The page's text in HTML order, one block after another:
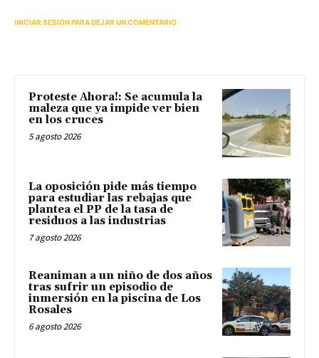
INICIAR SESIÓN PARA DEJAR UN COMENTARIO
Proteste Ahora!: Se acumula la
maleza que ya impide ver bien
en los cruces
5 agosto 2026
La oposición pide más tiempo
para estudiar las rebajas que
plantea el PP de la tasa de
residuos a las industrias
7 agosto 2026
Reaniman a un niño de dos años
tras sufrir un episodio de
inmersión en la piscina de Los
Rosales
6 agosto 2026